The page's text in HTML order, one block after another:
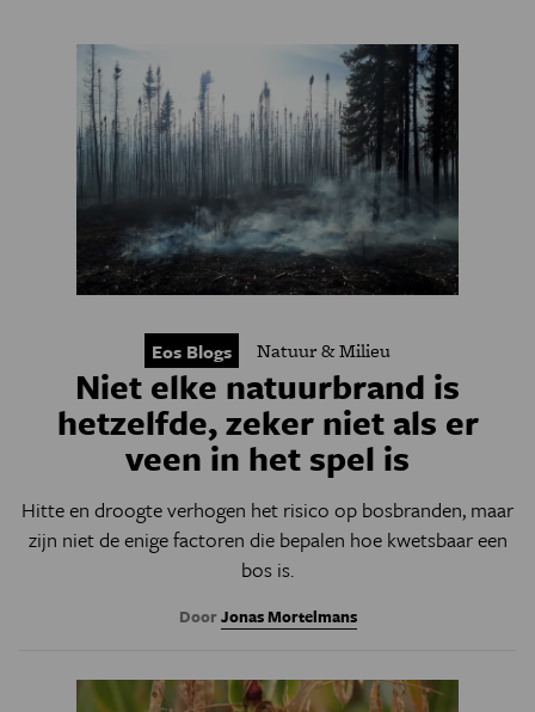
Eos Blogs Natuur & Milieu
Niet elke natuurbrand is
hetzelfde, zeker niet als er
veen in het spel is
Hitte en droogte verhogen het risico op bosbranden, maar
zijn niet de enige factoren die bepalen hoe kwetsbaar een
bos is.
DoorJonas Mortelmans